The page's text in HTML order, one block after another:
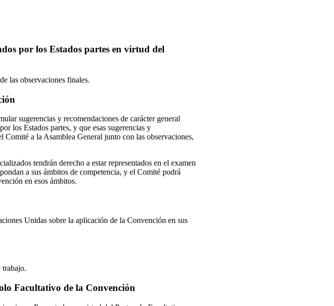
por los Estados partes en virtud del
las observaciones finales.
sugerencias y recomendaciones de carácter general
los Estados partes, y que esas sugerencias y
a la Asamblea General junto con las observaciones,
tendrán derecho a estar representados en el examen
a sus ámbitos de competencia, y el Comité podrá
en esos ámbitos.
Unidas sobre la aplicación de la Convención en sus
trabajo.
Facultativo de la Convención